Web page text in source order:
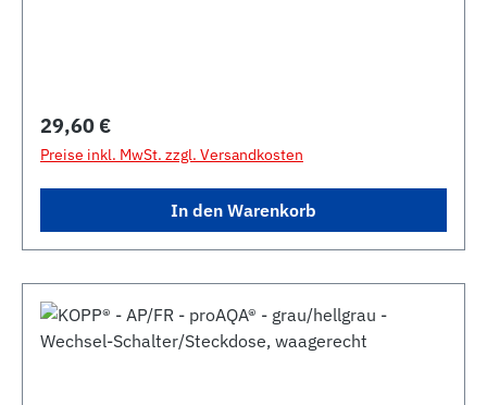
Regulärer Preis:
29,60 €
Preise inkl. MwSt. zzgl. Versandkosten
In den Warenkorb